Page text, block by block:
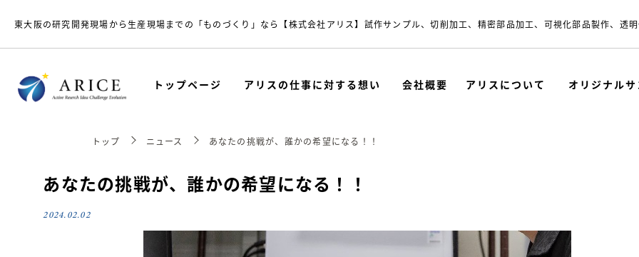
東大阪の研究開発現場から生産現場までの「ものづくり」なら【株式会社アリス】試作サンプル、切削加工、精密部品加工、可視化部品製作、透
トップページ アリスの仕事に対する想い 会社概要 アリスについて オリジナル
トップ ニュース あなたの挑戦が、誰かの希望になる！！
あなたの挑戦が、誰かの希望になる！！
2024.02.02